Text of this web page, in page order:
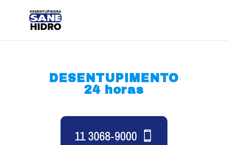
DESENTUPIMENTO
24 horas
11 3068-9000